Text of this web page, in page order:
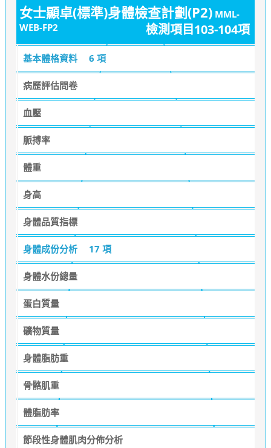
女士顯卓(標準)身體檢查計劃(P2) MML-
WEB-FP2
檢測項目103-104項
基本體格資料 6 項
病歷評估問卷
血壓
脈搏率
體重
身高
身體品質指標
身體成份分析 17 項
身體水份總量
蛋白質量
礦物質量
身體脂肪重
骨骼肌重
體脂肪率
節段性身體肌肉分佈分析